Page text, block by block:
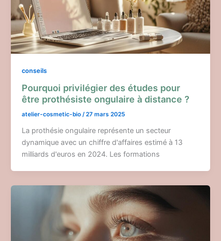
conseils
Pourquoi privilégier des études pour
être prothésiste ongulaire à distance ?
atelier-cosmetic-bio/27 mars 2025
La prothésie ongulaire représente un secteur
dynamique avec un chiffre d'affaires estimé à 13
milliards d'euros en 2024. Les formations